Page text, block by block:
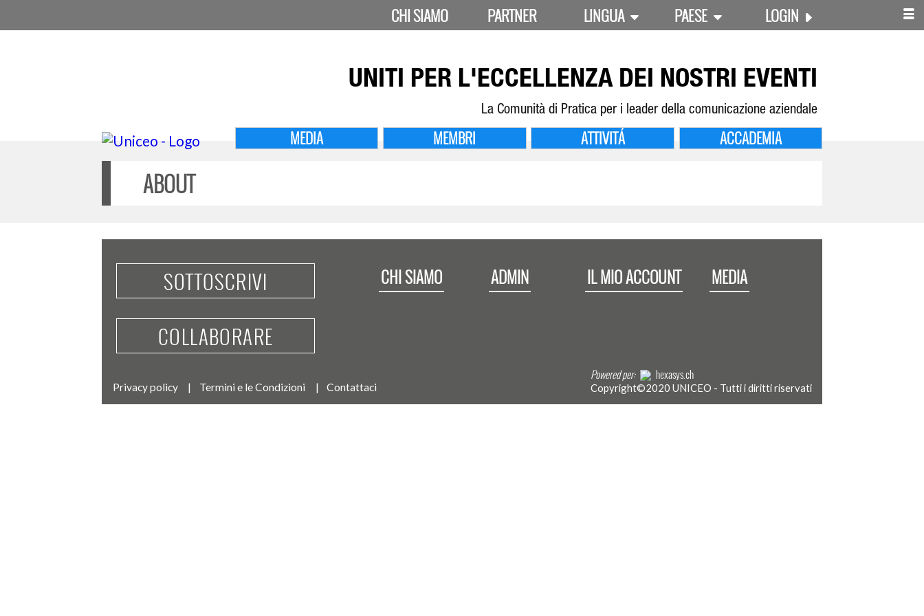
CHI SIAMO PARTNER LINGUA PAESE LOGIN
UNITI PER L'ECCELLENZA DEI NOSTRI EVENTI
La Comunità di Pratica per i leader della comunicazione aziendale
MEDIA MEMBRI ATTIVITÁ ACCADEMIA
ABOUT
SOTTOSCRIVI
COLLABORARE
CHI SIAMO ADMIN IL MIO ACCOUNT MEDIA
Privacy policy Termini e le Condizioni Contattaci
Powered per: hexasys.ch
Copyright©2020 UNICEO - Tutti i diritti riservati